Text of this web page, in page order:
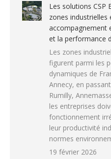
Les solutions CSP
zones industrielles
accompagnement
et la performance
Les zones
figurent parmi les
dynamiques de
Annecy, en
Rumilly,
les entreprises
fonctionnement
leur productivité
normes
19 février 2026